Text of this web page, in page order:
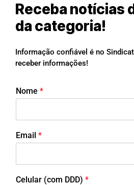
Receba notícias
da categoria!
Informação confiável é no
receber informações!
Nome *
Email *
Celular (com DDD) *